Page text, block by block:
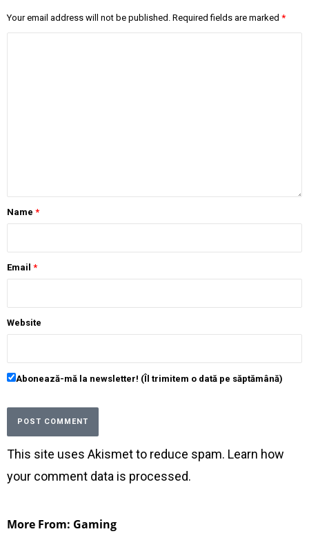
Your email address will not be published. Required fields are marked *
Name *
Email *
Website
Abonează-mă la newsletter! (Îl trimitem o dată pe săptămână)
This site uses Akismet to reduce spam. Learn how
your comment data is processed.
More From: Gaming